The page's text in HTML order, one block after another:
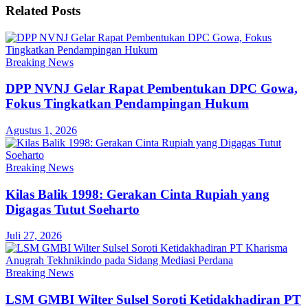
Related Posts
Breaking News
DPP NVNJ Gelar Rapat Pembentukan DPC Gowa,
Fokus Tingkatkan Pendampingan Hukum
Agustus 1, 2026
Breaking News
Kilas Balik 1998: Gerakan Cinta Rupiah yang
Digagas Tutut Soeharto
Juli 27, 2026
Breaking News
LSM GMBI Wilter Sulsel Soroti Ketidakhadiran PT